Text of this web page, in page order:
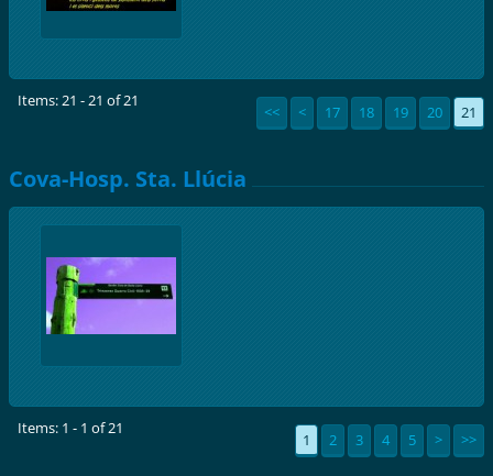
Items: 21 - 21 of 21
<< < 17 18 19 20 21
Cova-Hosp. Sta. Llúcia
Items: 1 - 1 of 21
1 2 3 4 5 > >>